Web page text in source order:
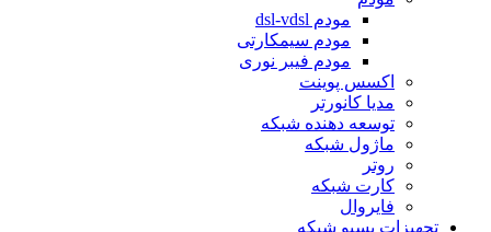
مودم dsl-vdsl
مودم سیمکارتی
مودم فیبر نوری
اکسس پوینت
مدیا کانورتر
توسعه دهنده شبکه
ماژول شبکه
روتر
کارت شبکه
فایروال
تجهیزات پسیو شبکه